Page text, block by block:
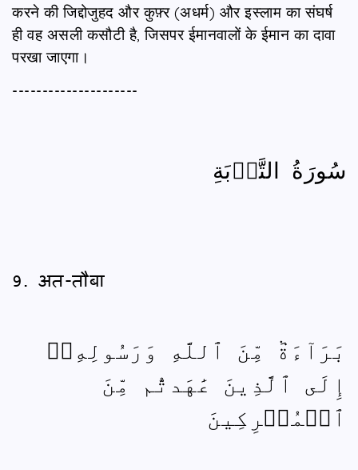
करने की जिद्दोजुहद और कुफ़्र (अधर्म) और इस्लाम का संघर्ष
ही वह असली कसौटी है, जिसपर ईमानवालों के ईमान का दावा
परखा जाएगा।
---------------------
سُورَةُ التَّوۡبَةِ
9. अत-तौबा
بَرَآءَةٞ مِّنَ ٱللَّهِ وَرَسُولِهِۦٓ
إِلَى ٱلَّذِينَ عَٰهَدتُّم مِّنَ
ٱلۡمُشۡرِكِينَ